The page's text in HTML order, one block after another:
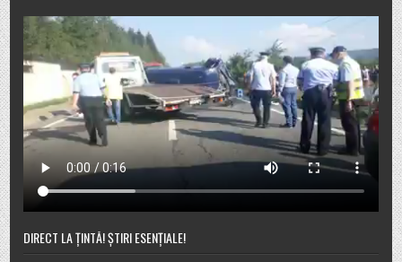
DIRECT LA ȚINTĂ! ȘTIRI ESENȚIALE!